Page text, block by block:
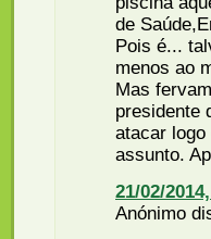
de
Pois é...
menos ao
Mas
presidente
atacar
assunto.
21/02/
Anónimo